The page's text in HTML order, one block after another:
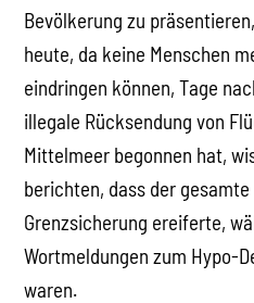
Bevölkerung zu
heute, da keine Menschen
eindringen können, Tage
illegale Rücksendung von
Mittelmeer begonnen hat,
berichten, dass der
Grenzsicherung ereiferte,
Wortmeldungen zum Hypo-
waren.